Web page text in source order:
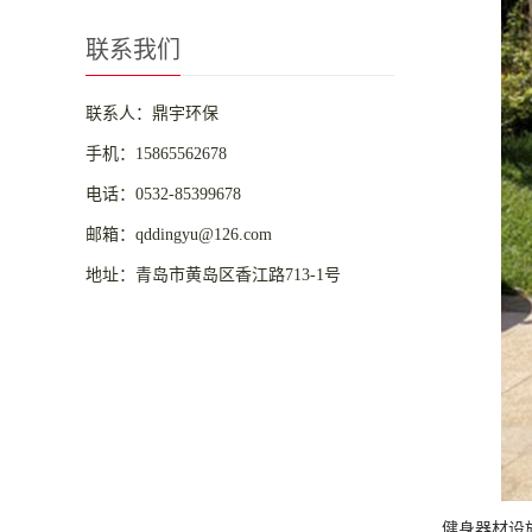
联系我们
联系人：鼎宇环保
手机：15865562678
电话：0532-85399678
邮箱：qddingyu@126.com
地址：青岛市黄岛区香江路713-1号